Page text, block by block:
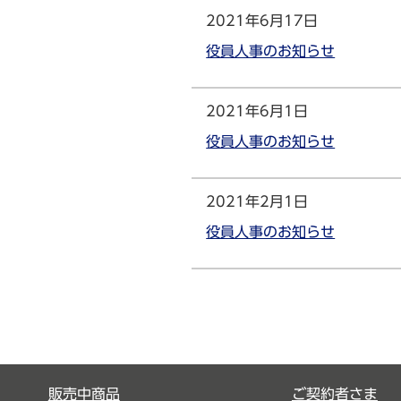
2021年6月17日
役員人事のお知らせ
2021年6月1日
役員人事のお知らせ
2021年2月1日
役員人事のお知らせ
販売中商品 ご契約者さま